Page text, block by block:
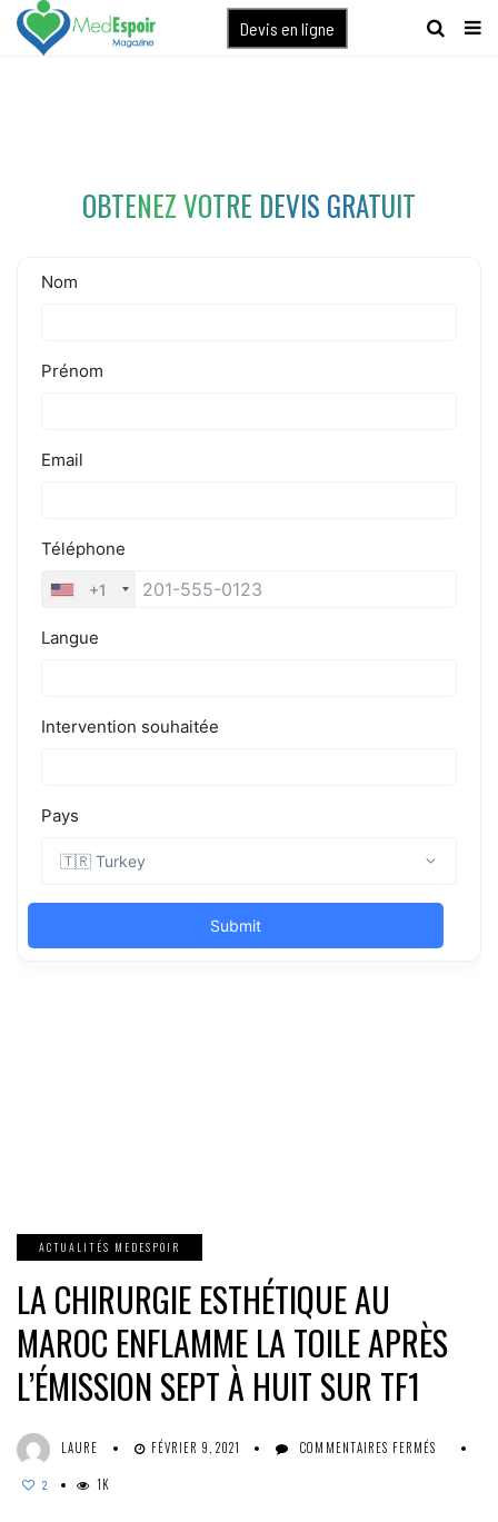
[maxbutton name="devis express"]
Devis en ligne
OBTENEZ VOTRE DEVIS GRATUIT
ACTUALITÉS MEDESPOIR
LA CHIRURGIE ESTHÉTIQUE AU
MAROC ENFLAMME LA TOILE APRÈS
L’ÉMISSION SEPT À HUIT SUR TF1
LAURE FÉVRIER 9, 2021 COMMENTAIRES FERMÉS
2 1K